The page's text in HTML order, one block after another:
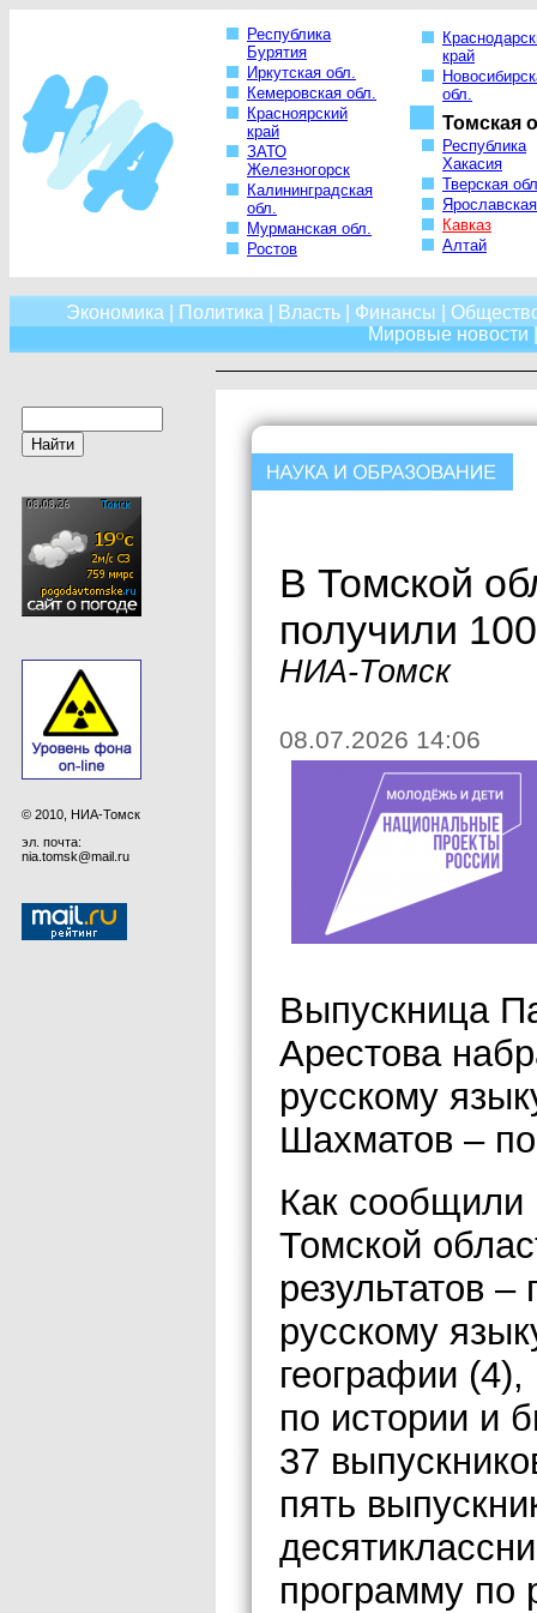
Республика
Бурятия
Иркутская обл.
Кемеровская обл.
Красноярский
край
ЗАТО
Железногорск
Калининградская
обл.
Мурманская обл.
Ростов
край
обл.
Томская
Республика
Хакасия
Тверская
Кавказ
Алтай
Экономика Политика Власть Финансы
Мировые новости
© 2010, НИА-Томск
эл. почта:
nia.tomsk@mail.ru
В Томской
получили
НИА-Томск
08.07.2026 14:06
Выпускница
Арестова
русскому
Шахматов –
Как сообщили
Томской
результатов
русскому
географии
по истории и
37
пять
программу по